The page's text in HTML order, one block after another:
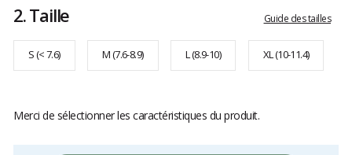
2.Taille Guide des tailles
S (< 7.6) M (7.6-8.9) L (8.9-10) XL (10-11.4)
Merci de sélectionner les caractéristiques du produit.